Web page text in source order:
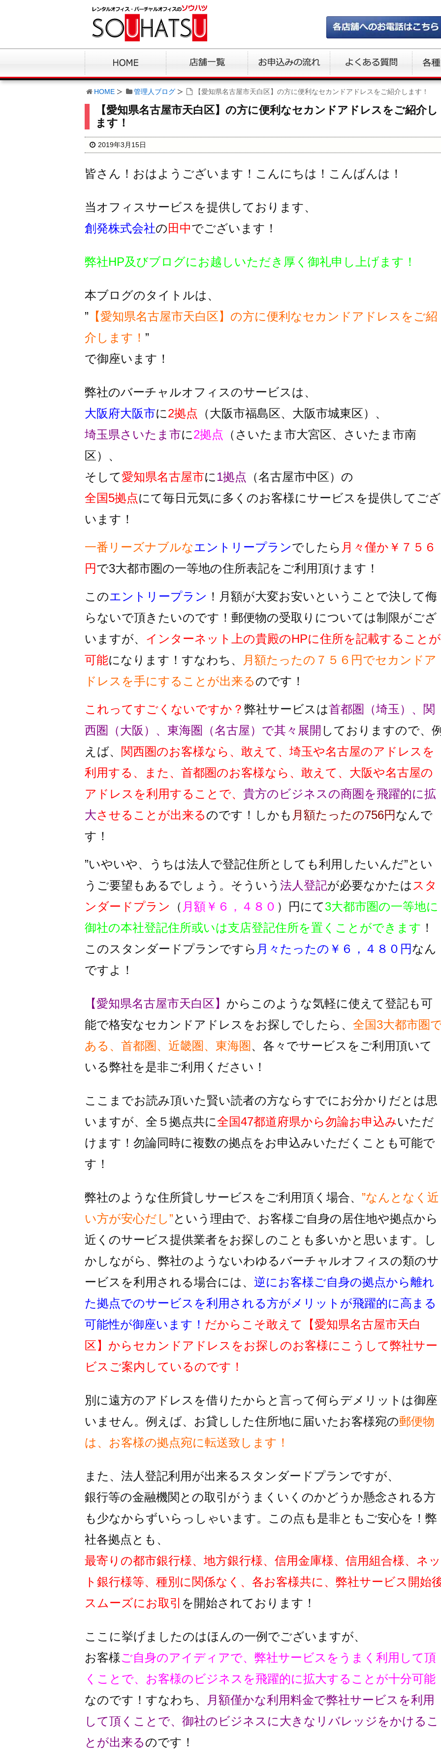
HOME 管理人ブログ 【愛知県名古屋市天白区】の方に便利なセカンドアドレスをご紹介します！
【愛知県名古屋市天白区】の方に便利なセカンドアドレスをご紹介し
ます！
2019年3月15日
皆さん！おはようございます！こんにちは！こんばんは！
当オフィスサービスを提供しております、
創発株式会社の田中でございます！
弊社HP及びブログにお越しいただき厚く御礼申し上げます！
本ブログのタイトルは、
” 【愛知県名古屋市天白区】の方に便利なセカンドアドレスをご紹
介します！ ”
で御座います！
弊社のバーチャルオフィスのサービスは、
大阪府大阪市に2拠点 （大阪市福島区、大阪市城東区）、
埼玉県さいたま市に2拠点 （さいたま市大宮区、さいたま市南
区）、
そして愛知県名古屋市に1拠点 （名古屋市中区）の
全国5拠点にて毎日元気に多くのお客様にサービスを提供してござ
います！
一番リーズナブルなエントリープランでしたら 月々僅か￥７５６
円で3大都市圏の一等地の住所表記をご利用頂けます！
このエントリープラン ！月額が大変お安いということで決して侮
らないで頂きたいのです！郵便物の受取りについては制限がござ
いますが、 インターネット上の貴殿のHPに住所を記載することが
可能になります！すなわち、
月額たったの７５６円でセカンドア
ドレスを手にすることが出来るのです！
これってすごくないですか？ 弊社サービスは首都圏（埼玉）、関
西圏（大阪）、東海圏（名古屋）で其々展開 しておりますので、例
えば、 関西圏のお客様なら、敢えて、埼玉や名古屋のアドレスを
利用する、また、首都圏のお客様なら、敢えて、大阪や名古屋の
アドレスを利用することで、 貴方のビジネスの商圏を飛躍的に拡
大させることが出来るのです！しかも 月額たったの756円なんで
す！
”いやいや、うちは法人で登記住所としても利用したいんだ”とい
うご要望もあるでしょう。そういう 法人登記が必要なかたは スタ
ンダードプラン
（ 月額￥６，４８０ ）円にて3大都市圏の一等地に
御社の本社登記住所或いは支店登記住所を置くことができます ！
このスタンダードプランですら 月々たったの￥６，４８０円なん
ですよ！
【愛知県名古屋市天白区】 からこのような気軽に使えて登記も可
能で格安なセカンドアドレスをお探しでしたら、 全国3大都市圏
ある、首都圏、近畿圏、東海圏 、各々でサービスをご利用頂いて
いる弊社を是非ご利用ください！
ここまでお読み頂いた賢い読者の方ならすでにお分かりだとは思
いますが、全５拠点共に全国47都道府県から勿論お申込みいただ
けます！ 勿論同時に複数の拠点をお申込みいただくことも可能で
す！
弊社のような住所貸しサービスをご利用頂く場合、 ”なんとなく近
い方が安心だし”という理由で、お客様ご自身の居住地や拠点から
近くのサービス提供業者をお探しのことも多いかと思います。し
かしながら、 弊社のようないわゆるバーチャルオフィスの類のサ
ービスを利用される場合には、 逆にお客様ご自身の拠点から離れ
た拠点でのサービスを利用 される方がメリットが飛躍的に高まる
可能性が御座います！ だからこそ敢えて
【愛知県名古屋市天白
区】 からセカンドアドレスをお探しのお客様にこうして弊社サー
ビスご案内しているのです！
別に遠方のアドレスを借りたからと言って何らデメリットは御座
いません。例えば、お貸しした住所地に届いたお客様宛の郵便物
は、お客様の拠点宛に転送致します！
また、法人登記利用が出来るスタンダードプランですが、
銀行等の金融機関との取引がうまくいくのかどうか懸念される方
も少なからずいらっしゃいます。この点も是非ともご安心を！弊
社各拠点とも、
最寄りの都市銀行様、地方銀行様、信用金庫様、信用組合様、ネッ
ト銀行様等、種別に関係なく、各お客様共に、弊社サービス開始
スムーズに お取引 を開始されております！
ここに挙げましたのはほんの一例でございますが、
お客様ご自身のアイディアで、弊社サービスをうまく利用して頂
くことで、 お客様のビジネスを飛躍的に拡大することが十分可能
なのです！ すなわち、
月額僅かな利用料金で弊社サービスを利用
して頂くことで、 御社のビジネスに大きなリバレッジをかけるこ
とが出来るのです！